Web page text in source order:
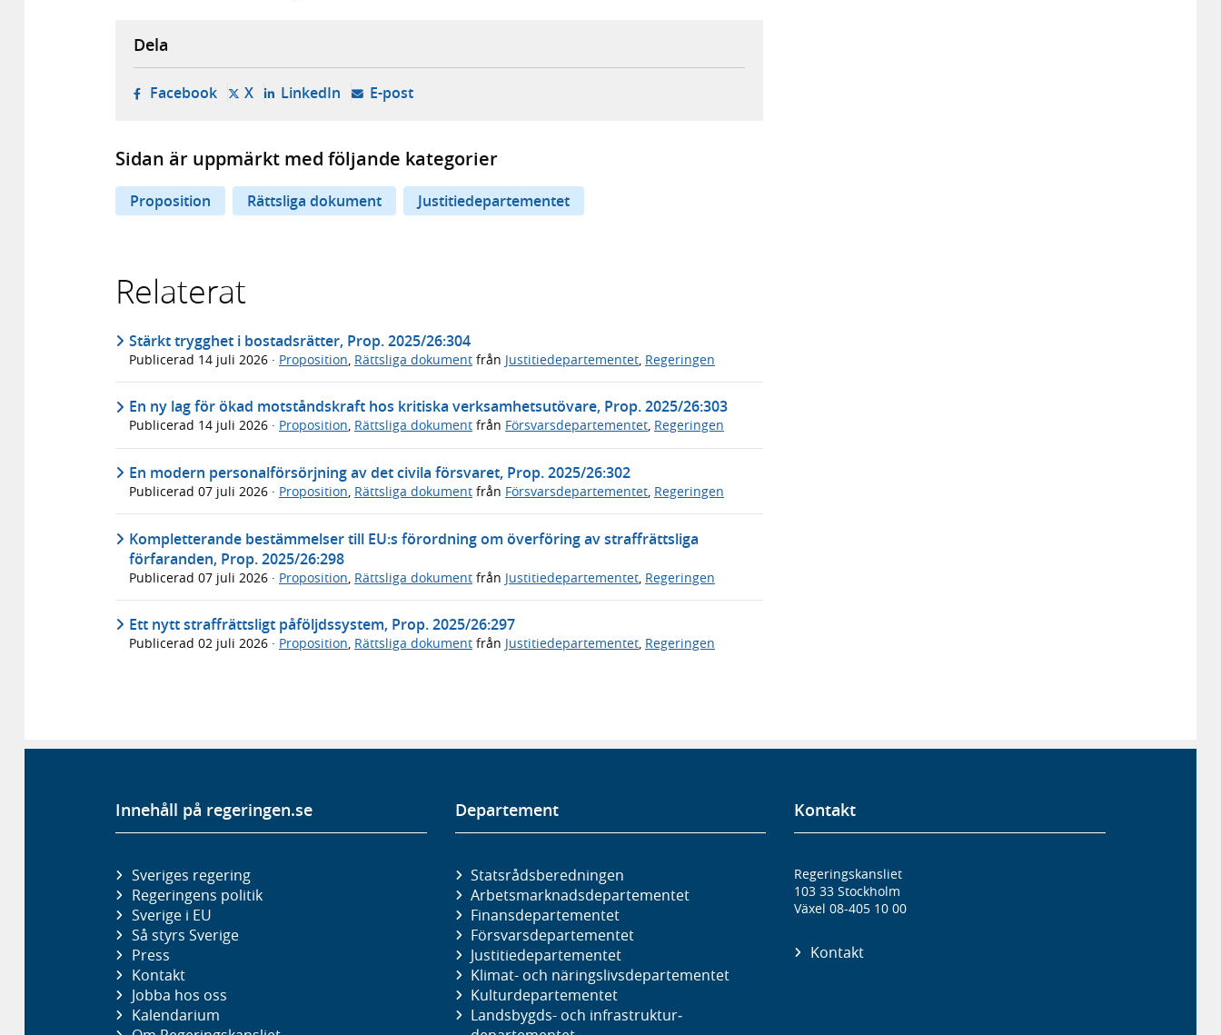
Dela
Facebook- öppnas i ny flik, extern webbplats,
X- öppnas i ny flik, extern webbplats,
LinkedIn- öppnas i ny flik, extern webbplats,
E-post- öppnar din e-postklient,
Sidan är uppmärkt med följande kategorier
Proposition Rättsliga dokument Justitiedepartementet
Relaterat
Stärkt trygghet i bostadsrätter, Prop. 2025/26:304
Publicerad 14 juli 2026 · Proposition Rättsliga dokument från Justitiedepartementet Regeringen
En ny lag för ökad motståndskraft hos kritiska verksamhetsutövare, Prop. 2025/26:303
Publicerad 14 juli 2026 · Proposition, Rättsliga dokument från Försvarsdepartementet, Regeringen
En modern personalförsörjning av det civila försvaret, Prop. 2025/26:302
Publicerad 07 juli 2026 · Proposition, Rättsliga dokument från Försvarsdepartementet, Regeringen
Kompletterande bestämmelser till EU:s förordning om överföring av straffrättsliga
förfaranden, Prop. 2025/26:298
Publicerad 07 juli 2026 · Proposition Rättsliga dokument från Justitiedepartementet Regeringen
Ett nytt straffrättsligt påföljdssystem, Prop. 2025/26:297
Publicerad 02 juli 2026 · Proposition, Rättsliga dokument från Justitiedepartementet, Regeringen
Innehåll på regeringen.se
Sveriges regering
Regeringens politik
Sverige i EU
Så styrs Sverige
Press
Kontakt
Jobba hos oss
Kalendarium
Departement
Statsrådsberedningen
Arbetsmarknads­departementet
Finans­departementet
Försvars­departementet
Justitie­departementet
Klimat- och näringslivs­departementet
Kultur­departementet
Landsbygds- och infrastruktur­
Kontakt
Regeringskansliet
103 33 Stockholm
Växel 08-405 10 00
Kontakt